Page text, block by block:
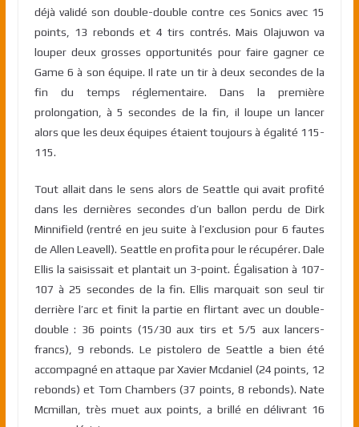
déjà validé son double-double contre ces Sonics avec 15
points, 13 rebonds et 4 tirs contrés. Mais Olajuwon va
louper deux grosses opportunités pour faire gagner ce
Game 6 à son équipe. Il rate un tir à deux secondes de la
fin du temps réglementaire. Dans la première
prolongation, à 5 secondes de la fin, il loupe un lancer
alors que les deux équipes étaient toujours à égalité 115-
115.
Tout allait dans le sens alors de Seattle qui avait profité
dans les dernières secondes d’un ballon perdu de Dirk
Minnifield (rentré en jeu suite à l’exclusion pour 6 fautes
de Allen Leavell). Seattle en profita pour le récupérer. Dale
Ellis la saisissait et plantait un 3-point. Égalisation à 107-
107 à 25 secondes de la fin. Ellis marquait son seul tir
derrière l’arc et finit la partie en flirtant avec un double-
double : 36 points (15/30 aux tirs et 5/5 aux lancers-
francs), 9 rebonds. Le pistolero de Seattle a bien été
accompagné en attaque par Xavier Mcdaniel (24 points, 12
rebonds) et Tom Chambers (37 points, 8 rebonds). Nate
Mcmillan, très muet aux points, a brillé en délivrant 16